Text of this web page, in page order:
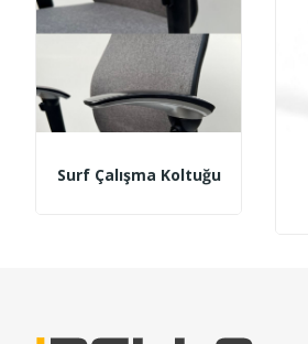
Surf Çalışma Koltuğu